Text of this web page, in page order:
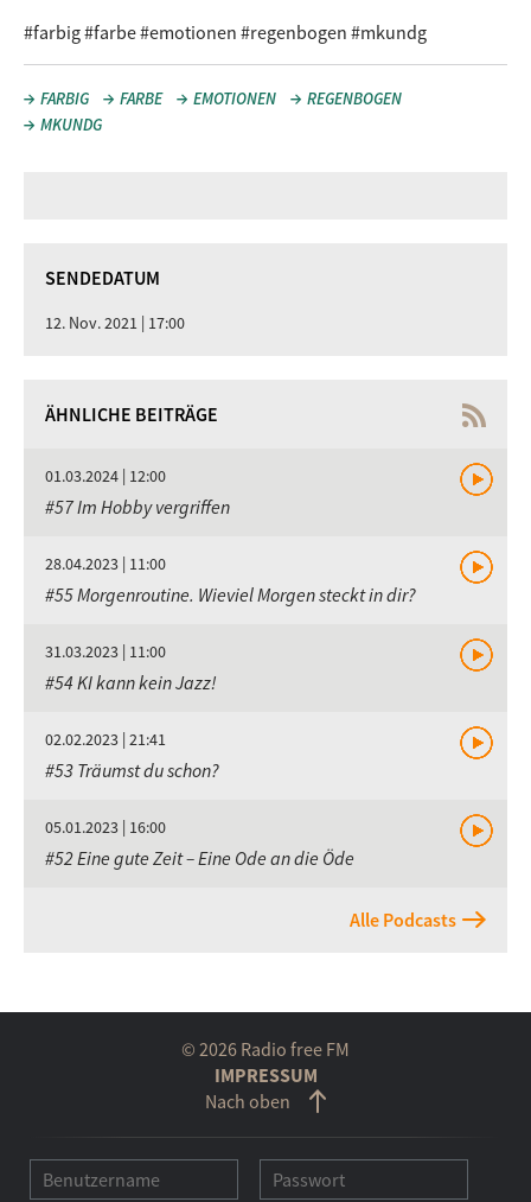
#farbig #farbe #emotionen #regenbogen #mkundg
FARBIG FARBE EMOTIONEN
REGENBOGEN
MKUNDG
SENDEDATUM
12. Nov. 2021 | 17:00
ÄHNLICHE BEITRÄGE
01.03.2024 | 12:00
#57 Im Hobby vergriffen
28.04.2023 | 11:00
#55 Morgenroutine. Wieviel Morgen steckt in dir?
31.03.2023 | 11:00
#54 KI kann kein Jazz!
02.02.2023 | 21:41
#53 Träumst du schon?
05.01.2023 | 16:00
#52 Eine gute Zeit – Eine Ode an die Öde
Alle Podcasts
© 2026 Radio free FM
IMPRESSUM
Nach oben